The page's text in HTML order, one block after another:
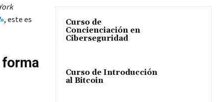
», este es
Curso de
Concienciación en
Ciberseguridad
Curso de Introducción
al Bitcoin